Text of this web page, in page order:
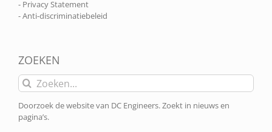
- Privacy Statement
- Anti-discriminatiebeleid
ZOEKEN
Zoeken
naar:
Doorzoek de website van DC Engineers. Zoekt in nieuws en
pagina’s.